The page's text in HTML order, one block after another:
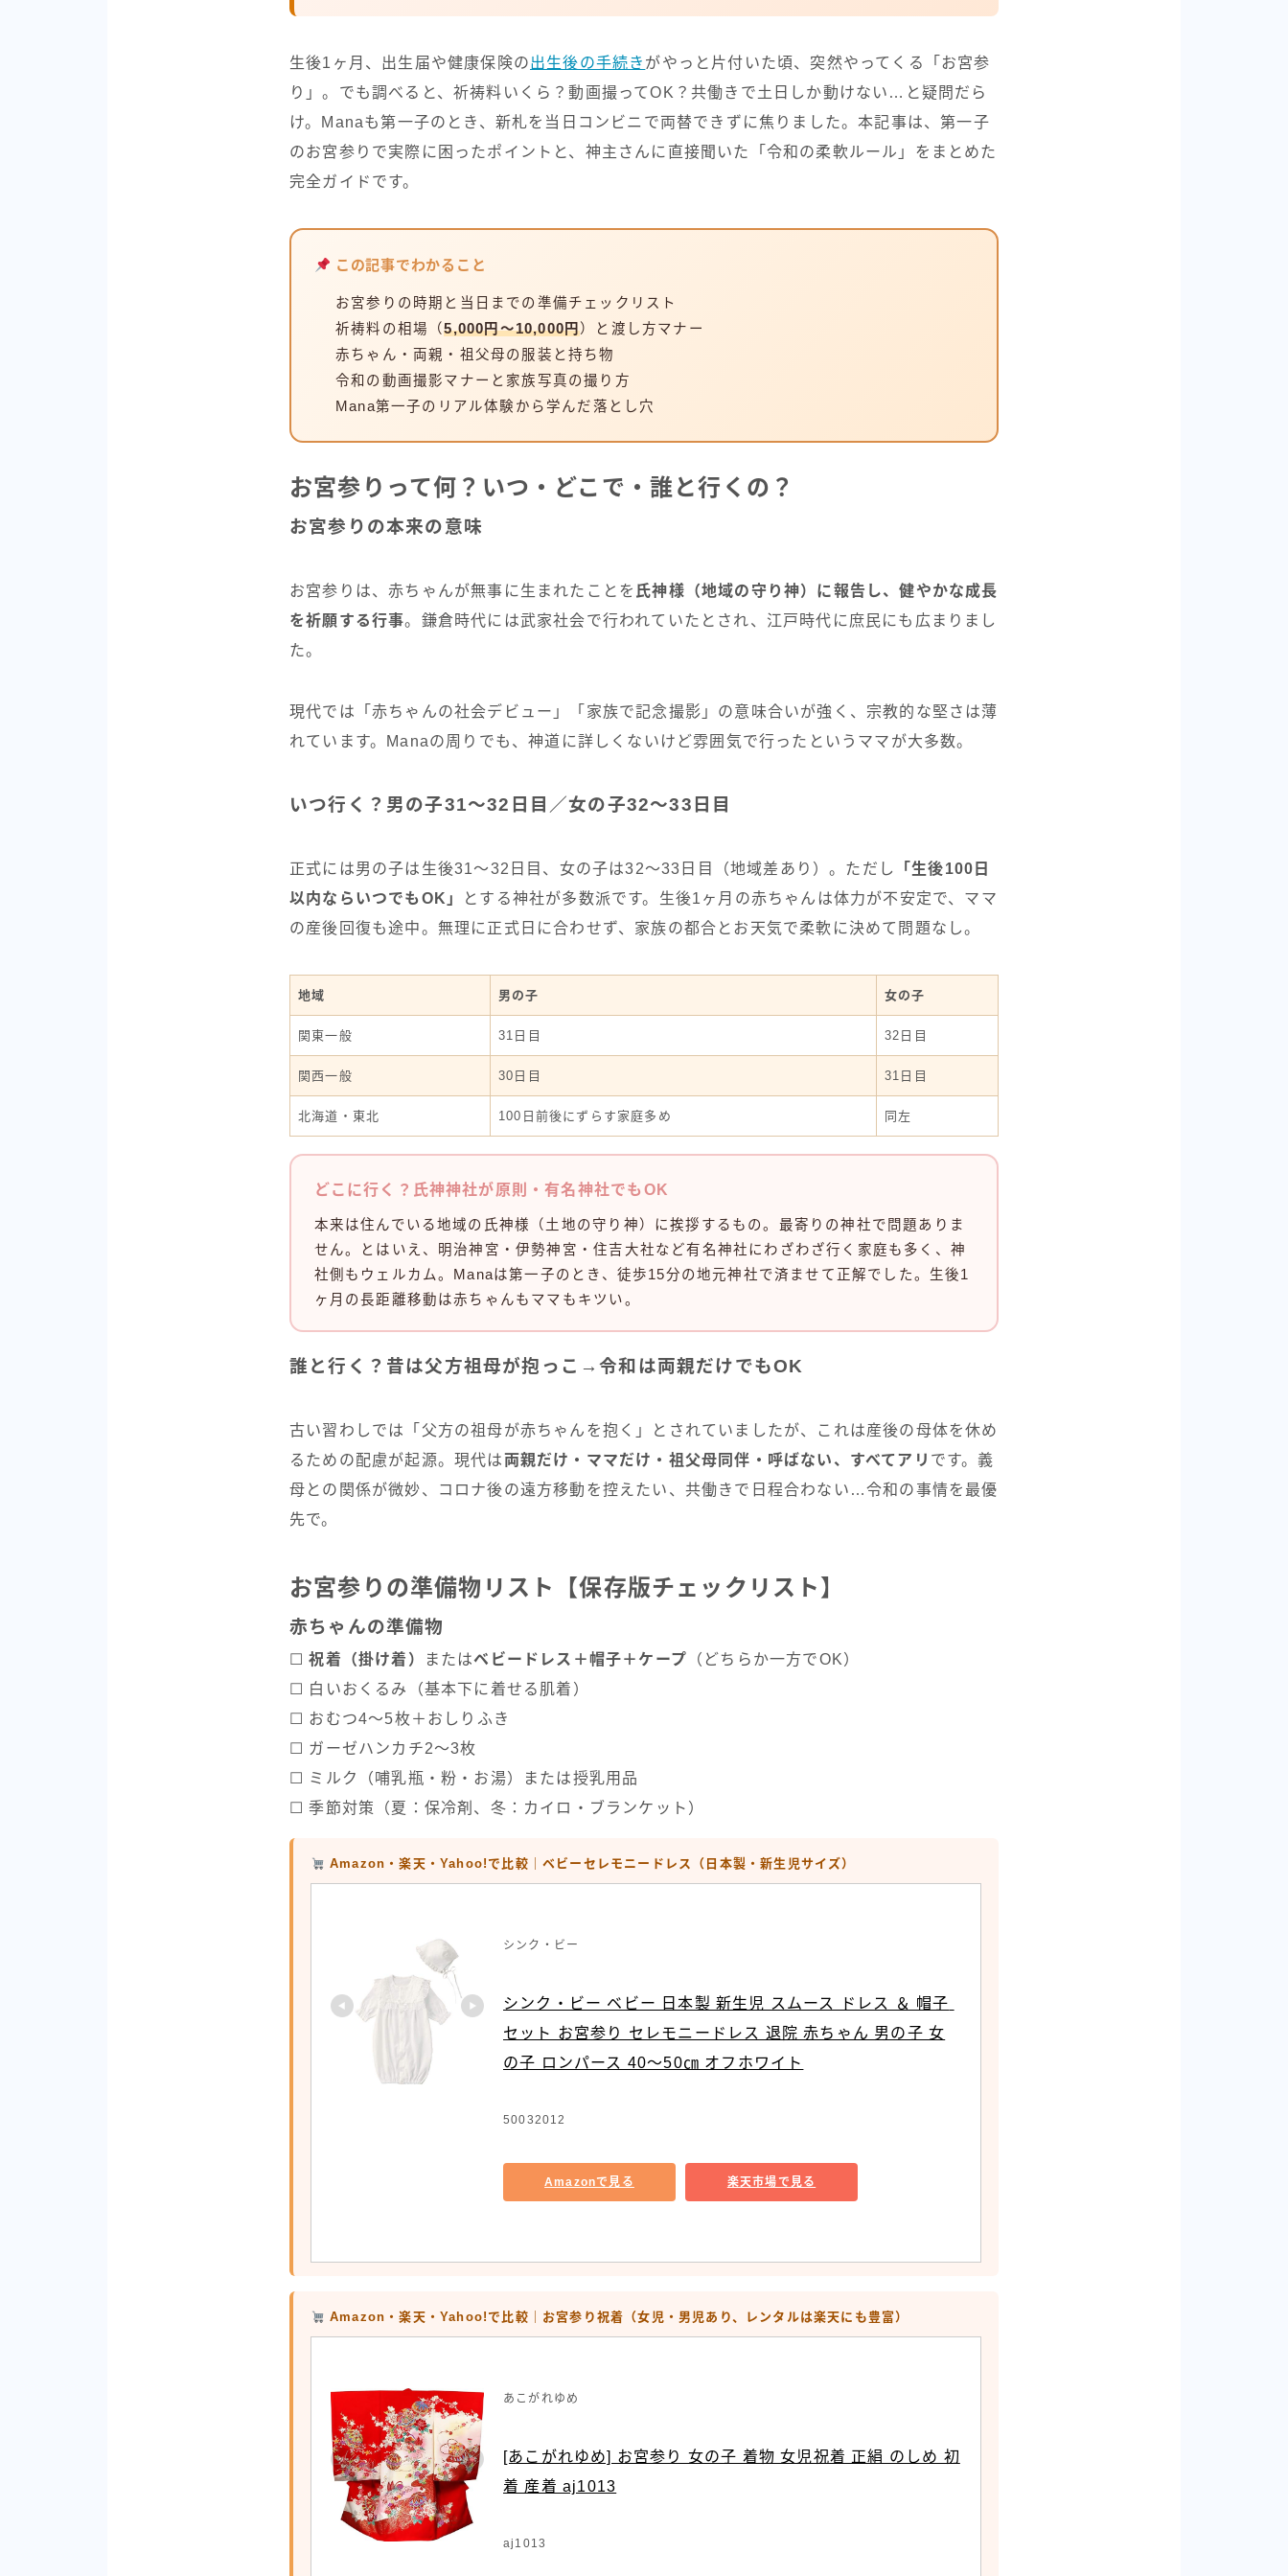
生後1ヶ月、出生届や健康保険の出生後の手続き がやっと片付いた頃、突然やってくる「お宮参
り」。でも調べると、祈祷料いくら？動画撮ってOK？共働きで土日しか動けない…と疑問だら
け。Manaも第一子のとき、新札を当日コンビニで両替できずに焦りました。本記事は、第一子
のお宮参りで実際に困ったポイントと、神主さんに直接聞いた「令和の柔軟ルール」をまとめた
完全ガイドです。
この記事でわかること
お宮参りの時期と当日までの準備チェックリスト
祈祷料の相場（5,000円〜10,000円）と渡し方マナー
赤ちゃん・両親・祖父母の服装と持ち物
令和の動画撮影マナーと家族写真の撮り方
Mana第一子のリアル体験から学んだ落とし穴
お宮参りって何？いつ・どこで・誰と行くの？
お宮参りの本来の意味
お宮参りは、赤ちゃんが無事に生まれたことを 氏神様（地域の守り神）に報告し、健やかな成長
を祈願する行事。鎌倉時代には武家社会で行われていたとされ、江戸時代に庶民にも広まりまし
た。
現代では「赤ちゃんの社会デビュー」「家族で記念撮影」の意味合いが強く、宗教的な堅さは薄
れています。Manaの周りでも、神道に詳しくないけど雰囲気で行ったというママが大多数。
いつ行く？男の子31〜32日目／女の子32〜33日目
正式には男の子は生後31〜32日目、女の子は32〜33日目（地域差あり）。ただし
「生後100日
以内ならいつでもOK」
とする神社が多数派です。生後1ヶ月の赤ちゃんは体力が不安定で、ママ
の産後回復も途中。無理に正式日に合わせず、家族の都合とお天気で柔軟に決めて問題なし。
地域 男の子 女の子
関東一般 31日目 32日目
関西一般 30日目 31日目
北海道・東北 100日前後にずらす家庭多め 同左
どこに行く？氏神神社が原則・有名神社でもOK
本来は住んでいる地域の氏神様（土地の守り神）に挨拶するもの。最寄りの神社で問題ありま
せん。とはいえ、明治神宮・伊勢神宮・住吉大社など有名神社にわざわざ行く家庭も多く、神
社側もウェルカム。Manaは第一子のとき、徒歩15分の地元神社で済ませて正解でした。生後1
ヶ月の長距離移動は赤ちゃんもママもキツい。
誰と行く？昔は父方祖母が抱っこ→令和は両親だけでもOK
古い習わしでは「父方の祖母が赤ちゃんを抱く」とされていましたが、これは産後の母体を休め
るための配慮が起源。現代は両親だけ・ママだけ・祖父母同伴・呼ばない、すべてアリ です。義
母との関係が微妙、コロナ後の遠方移動を控えたい、共働きで日程合わない…令和の事情を最優
先で。
お宮参りの準備物リスト【保存版チェックリスト】
赤ちゃんの準備物
☐祝着（掛け着） またはベビードレス＋帽子＋ケープ （どちらか一方でOK）
☐ 白いおくるみ（基本下に着せる肌着）
☐ おむつ4〜5枚＋おしりふき
☐ ガーゼハンカチ2〜3枚
☐ ミルク（哺乳瓶・粉・お湯）または授乳用品
☐ 季節対策（夏：保冷剤、冬：カイロ・ブランケット）
Amazon・楽天・Yahoo!で比較｜ベビーセレモニードレス（日本製・新生児サイズ）
シンク・ビー
シンク・ビー ベビー 日本製 新生児 スムース ドレス ＆ 帽子
セット お宮参り セレモニードレス 退院 赤ちゃん 男の子 女
の子 ロンパース 40～50㎝ オフホワイト
50032012
Amazonで見る 楽天市場で見る
Amazon・楽天・Yahoo!で比較｜お宮参り祝着（女児・男児あり、レンタルは楽天にも豊富）
あこがれゆめ
[あこがれゆめ] お宮参り 女の子 着物 女児祝着 正絹 のしめ 初
着 産着 aj1013
aj1013